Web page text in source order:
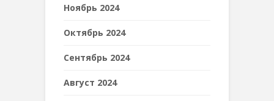
Ноябрь 2024
Октябрь 2024
Сентябрь 2024
Август 2024